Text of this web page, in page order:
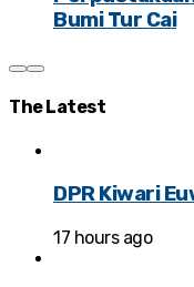
Bumi Tur Cai
TheLatest
DPR Kiwari
17 hours ago